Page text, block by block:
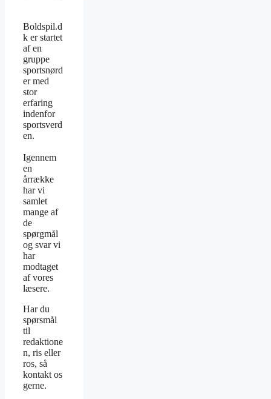
Boldspil.d
k er startet
af en
gruppe
sportsnørd
er med
stor
erfaring
indenfor
sportsverd
en.
Igennem
en
årrække
har vi
samlet
mange af
de
spørgmål
og svar vi
har
modtaget
af vores
læsere.
Har du
spørsmål
til
redaktione
n, ris eller
ros, så
kontakt os
gerne.